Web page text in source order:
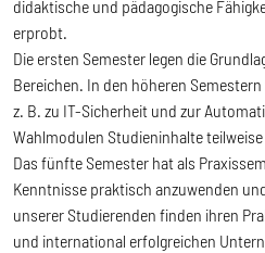
didaktische und pädagogische
erprobt.
Die ersten Semester legen die
Bereichen. In den höheren
z. B. zu IT-Sicherheit und zur
Wahlmodulen Studieninhalte
Das fünfte Semester hat als
Kenntnisse praktisch anzuwenden
unserer Studierenden finden ihren
und international erfolgreichen